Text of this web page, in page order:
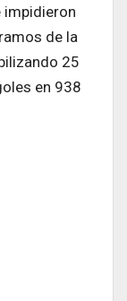
impidieron
de la
25
en 938